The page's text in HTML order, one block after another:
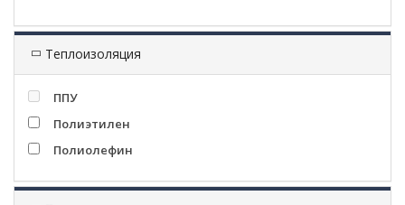
Теплоизоляция
ППУ
Полиэтилен
Полиолефин